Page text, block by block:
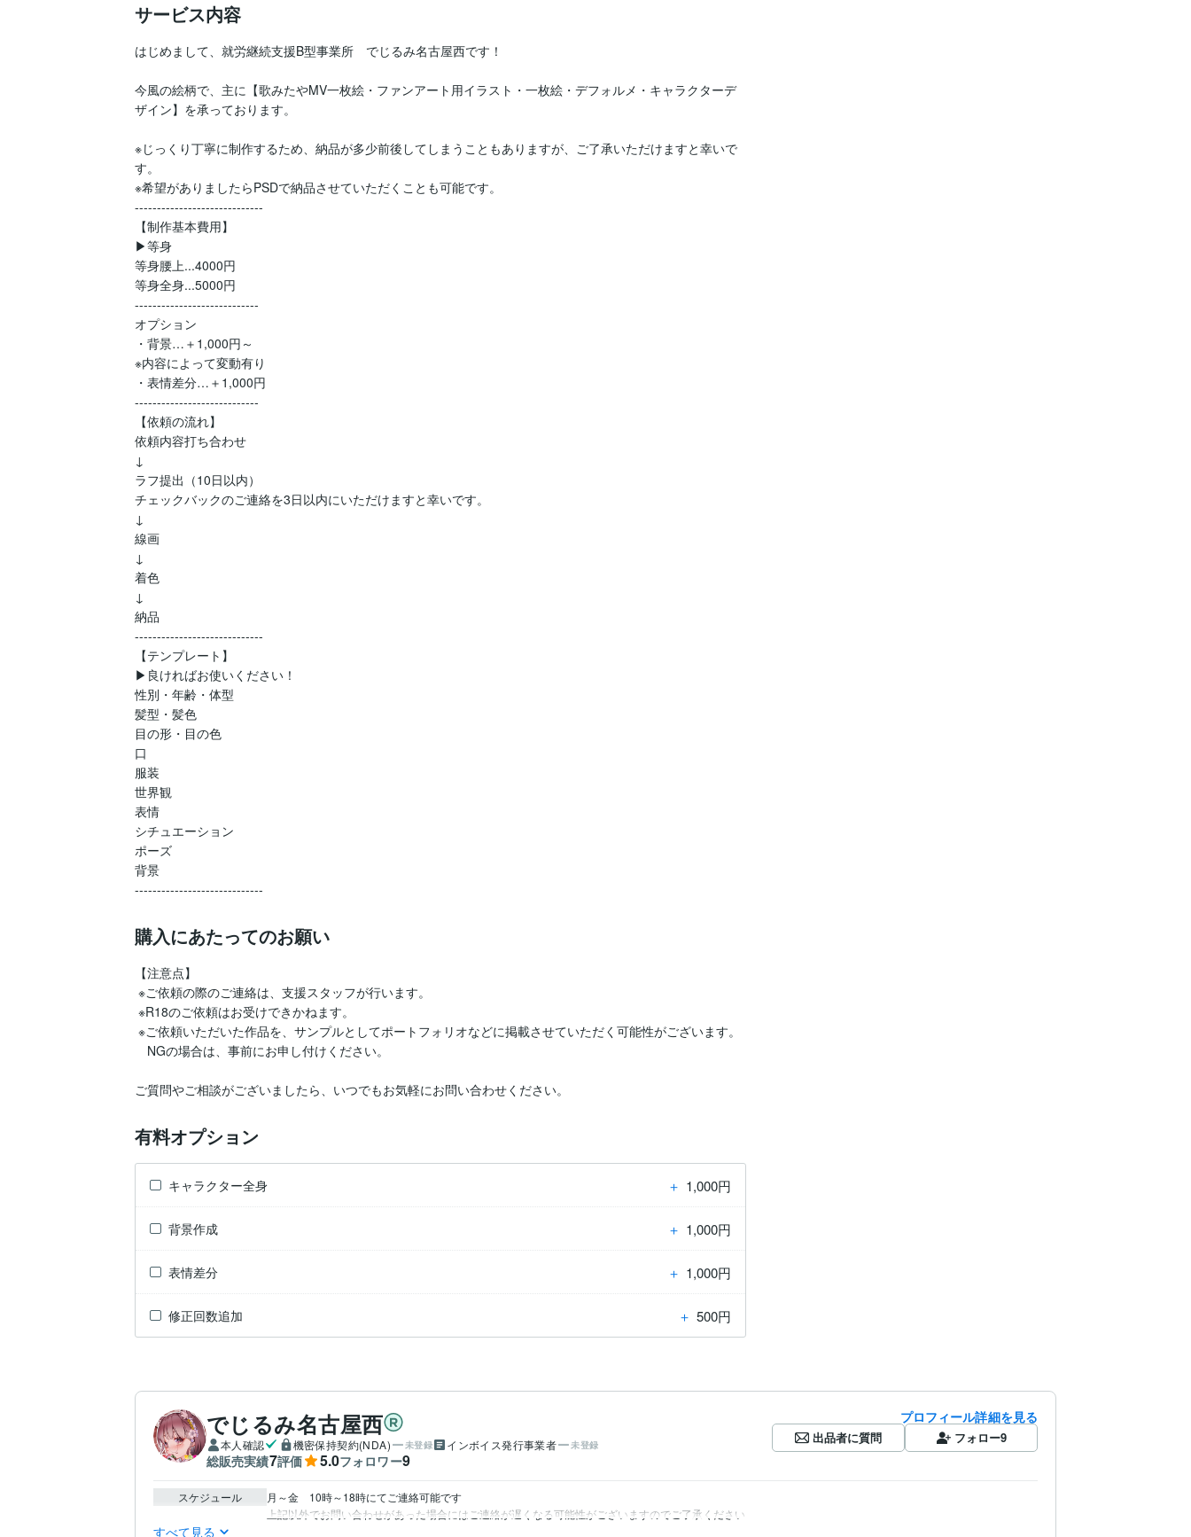
サービス内容
はじめまして、就労継続支援B型事業所　でじるみ名古屋西です！
今風の絵柄で、主に【歌みたやMV一枚絵・ファンアート用イラスト・一枚絵・デフォルメ・キャラクターデ
ザイン】を承っております。
※じっくり丁寧に制作するため、納品が多少前後してしまうこともありますが、ご了承いただけますと幸いで
す。
※希望がありましたらPSDで納品させていただくことも可能です。
-----------------------------
【制作基本費用】
▶等身
等身腰上...4000円
等身全身...5000円
----------------------------
オプション
・背景…＋1,000円～
※内容によって変動有り
・表情差分…＋1,000円
----------------------------
【依頼の流れ】
依頼内容打ち合わせ
↓
ラフ提出（10日以内）
チェックバックのご連絡を3日以内にいただけますと幸いです。
↓
線画
↓
着色
↓
納品
-----------------------------
【テンプレート】
▶良ければお使いください！
性別・年齢・体型
髪型・髪色
目の形・目の色
口
服装
世界観
表情
シチュエーション
ポーズ
背景
購入にあたってのお願い
【注意点】
NGの場合は、事前にお申し付けください。
ご質問やご相談がございましたら、いつでもお気軽にお問い合わせください。
有料オプション
キャラクター全身 ＋ 1,000円
背景作成 ＋ 1,000円
表情差分 ＋ 1,000円
修正回数追加 ＋ 500円
でじるみ名古屋西
本人確認 機密保持契約(NDA) 未登録 インボイス発行事業者 未登録
総販売実績7評価 5.0フォロワー9
プロフィール詳細を見る
出品者に質問 フォロー9
スケジュール
月～金　10時～18時にてご連絡可能です
上記以外でお問い合わせがあった場合にはご連絡が遅くなる可能性がございますのでご了承ください
すべて見る